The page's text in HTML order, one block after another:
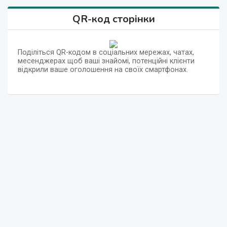
QR-код сторінки
Поділіться QR-кодом в соціальних мережах, чатах,
месенджерах щоб ваші знайомі, потенційні клієнти
відкрили ваше оголошення на своїх смартфонах.